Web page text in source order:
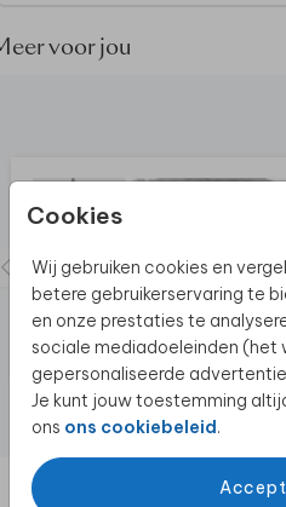
Cookies
Wij gebruiken cookies en
betere gebruikerservaring te
en onze prestaties te
sociale mediadoeleinden (het
gepersonaliseerde
Je kunt jouw toestemming
ons ons cookiebeleid.
voor jou
BEDANKKAART